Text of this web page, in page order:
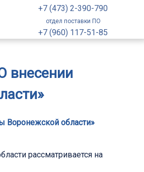
+7 (473) 2-390-790
отдел поставки ПО
+7 (960) 117-51-85
внесении
Воронежской области»
рассматривается на